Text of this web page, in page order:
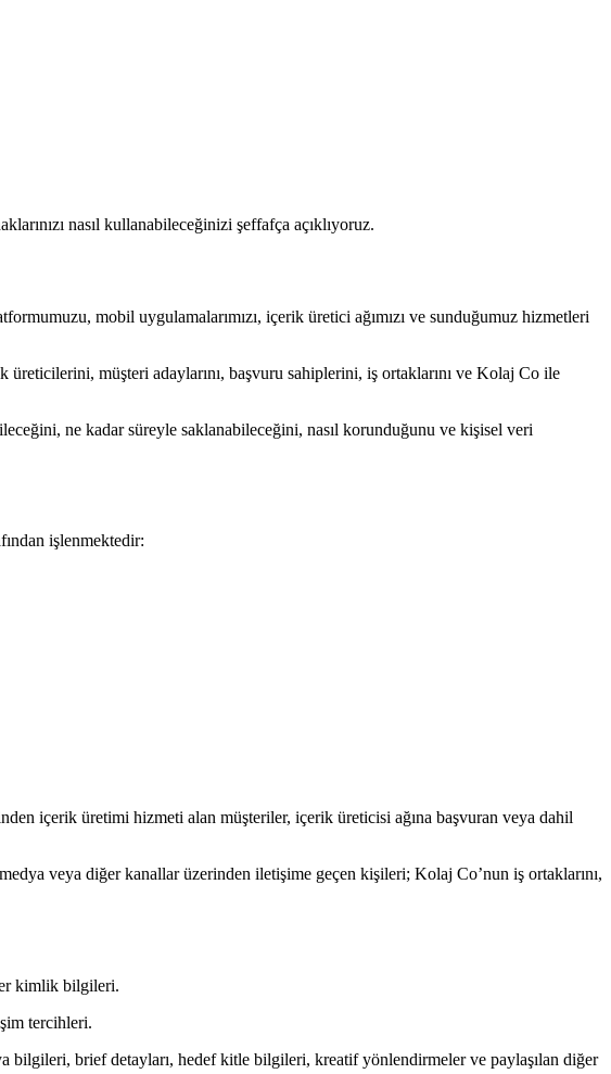
nasıl kullanabileceğinizi şeffafça açıklıyoruz.
mobil uygulamalarımızı, içerik üretici ağımızı ve sunduğumuz hizmetleri
müşteri adaylarını, başvuru sahiplerini, iş ortaklarını ve Kolaj Co ile
ne kadar süreyle saklanabileceğini, nasıl korunduğunu ve kişisel veri
işlenmektedir:
içerik üretimi hizmeti alan müşteriler, içerik üreticisi ağına başvuran veya dahil
veya diğer kanallar üzerinden iletişime geçen kişileri; Kolaj Co’nun iş ortaklarını,
kimlik bilgileri.
tercihleri.
bilgileri, brief detayları, hedef kitle bilgileri, kreatif yönlendirmeler ve paylaşılan diğer